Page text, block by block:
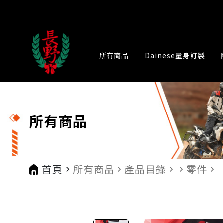
所有商品 Dainese量身訂製
所有商品
首頁 navigate_next 所有商品 navigate_next 產品目錄 navigate_next navigate_next 零件 navigate_next